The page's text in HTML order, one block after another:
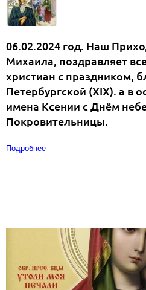
06.02.2024 год. Наш
Михаила, поздравляет
христиан с праздником,
Петербургской (XIX). а в
имена Ксении с Днём
Покровительницы.
Подробнее